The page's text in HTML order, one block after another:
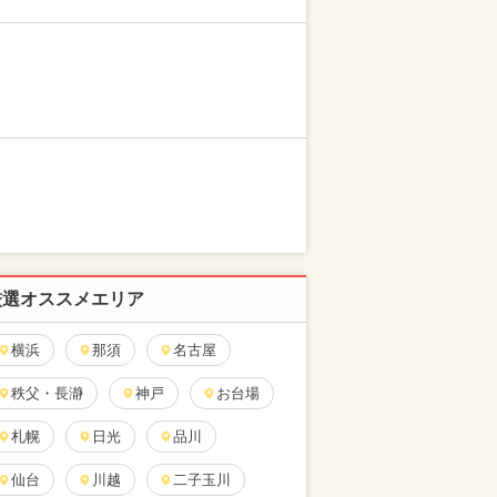
オススメエリア
横浜 那須 名古屋
秩父・長瀞 神戸 お台場
札幌 日光 品川
仙台 川越 二子玉川